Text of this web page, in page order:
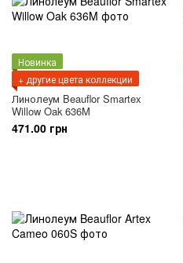
Новинка
+ другие цвета коллекции
Линолеум Beauflor Smartex
Willow Oak 636M
471.00 грн